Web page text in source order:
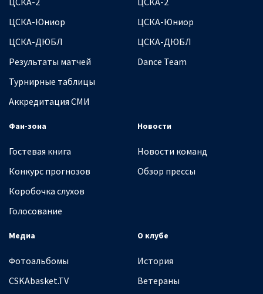
ЦСКА-Юниор
ЦСКА-ДЮБЛ
Результаты матчей
Турнирные таблицы
Аккредитация СМИ
ЦСКА-Юниор
ЦСКА-ДЮБЛ
Dance Team
Фан-зона
Гостевая книга
Конкурс прогнозов
Коробочка слухов
Голосование
Новости
Новости команд
Обзор прессы
Медиа
Фотоальбомы
CSKAbasket.TV
О клубе
История
Ветераны